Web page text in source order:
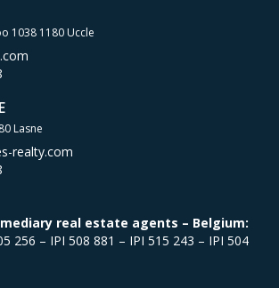
1038 1180 Uccle
Lasne
realty.com
real estate agents – Belgium:
256 – IPI 508 881 – IPI 515 243 – IPI 504